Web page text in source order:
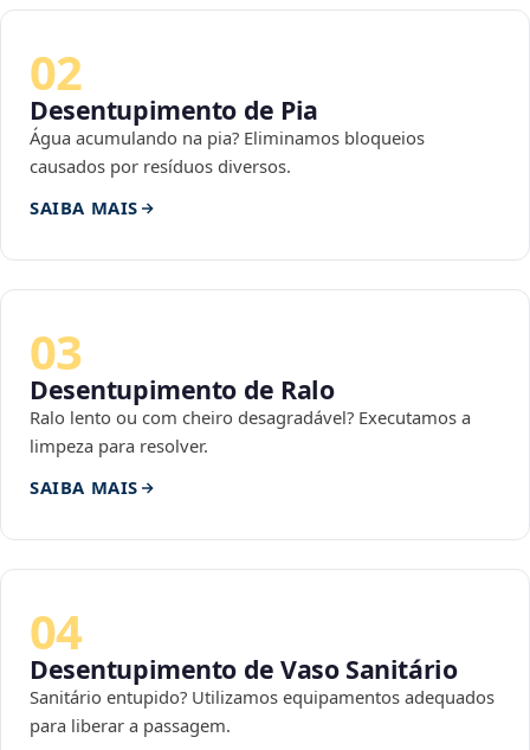
02
Desentupimento de Pia
Água acumulando na pia? Eliminamos bloqueios
causados por resíduos diversos.
SAIBA MAIS
03
Desentupimento de Ralo
Ralo lento ou com cheiro desagradável? Executamos a
limpeza para resolver.
SAIBA MAIS
04
Desentupimento de Vaso Sanitário
Sanitário entupido? Utilizamos equipamentos adequados
para liberar a passagem.